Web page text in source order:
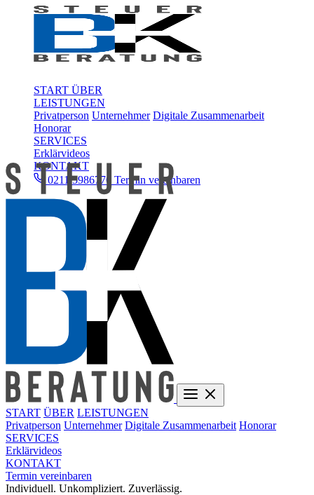
START ÜBER
LEISTUNGEN
Privatperson Unternehmer Digitale Zusammenarbeit
Honorar
SERVICES
Erklärvideos
KONTAKT
0211 5986776 Termin vereinbaren
START ÜBER LEISTUNGEN
Privatperson Unternehmer Digitale Zusammenarbeit Honorar
SERVICES
Erklärvideos
KONTAKT
Termin vereinbaren
Individuell. Unkompliziert. Zuverlässig.